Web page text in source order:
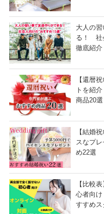
大人の
る！ 社
徹底紹介
【還暦
トを紹
商品20選
【結婚
スなプ
め22選
【比較
心者向
すすめ